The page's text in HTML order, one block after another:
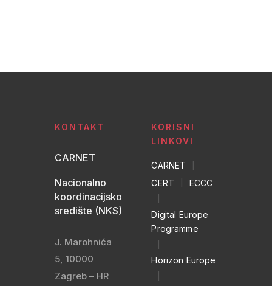
KONTAKT
CARNET
Nacionalno
koordinacijsko
središte (NKS)
J. Marohnića
5, 10000
Zagreb – HR
KORISNI
LINKOVI
CARNET
CERT ECCC
Digital Europe
Programme
Horizon Europe